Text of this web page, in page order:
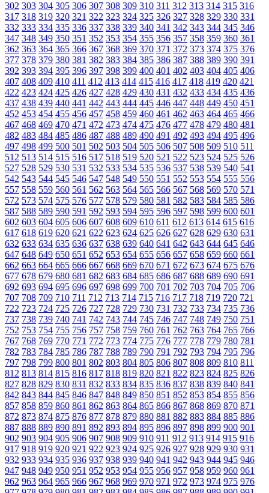
302 303 304 305 306 307 308 309 310 311 312 313 314 315 316
317 318 319 320 321 322 323 324 325 326 327 328 329 330 331
332 333 334 335 336 337 338 339 340 341 342 343 344 345 346
347 348 349 350 351 352 353 354 355 356 357 358 359 360 361
362 363 364 365 366 367 368 369 370 371 372 373 374 375 376
377 378 379 380 381 382 383 384 385 386 387 388 389 390 391
392 393 394 395 396 397 398 399 400 401 402 403 404 405 406
407 408 409 410 411 412 413 414 415 416 417 418 419 420 421
422 423 424 425 426 427 428 429 430 431 432 433 434 435 436
437 438 439 440 441 442 443 444 445 446 447 448 449 450 451
452 453 454 455 456 457 458 459 460 461 462 463 464 465 466
467 468 469 470 471 472 473 474 475 476 477 478 479 480 481
482 483 484 485 486 487 488 489 490 491 492 493 494 495 496
497 498 499 500 501 502 503 504 505 506 507 508 509 510 511
512 513 514 515 516 517 518 519 520 521 522 523 524 525 526
527 528 529 530 531 532 533 534 535 536 537 538 539 540 541
542 543 544 545 546 547 548 549 550 551 552 553 554 555 556
557 558 559 560 561 562 563 564 565 566 567 568 569 570 571
572 573 574 575 576 577 578 579 580 581 582 583 584 585 586
587 588 589 590 591 592 593 594 595 596 597 598 599 600 601
602 603 604 605 606 607 608 609 610 611 612 613 614 615 616
617 618 619 620 621 622 623 624 625 626 627 628 629 630 631
632 633 634 635 636 637 638 639 640 641 642 643 644 645 646
647 648 649 650 651 652 653 654 655 656 657 658 659 660 661
662 663 664 665 666 667 668 669 670 671 672 673 674 675 676
677 678 679 680 681 682 683 684 685 686 687 688 689 690 691
692 693 694 695 696 697 698 699 700 701 702 703 704 705 706
707 708 709 710 711 712 713 714 715 716 717 718 719 720 721
722 723 724 725 726 727 728 729 730 731 732 733 734 735 736
737 738 739 740 741 742 743 744 745 746 747 748 749 750 751
752 753 754 755 756 757 758 759 760 761 762 763 764 765 766
767 768 769 770 771 772 773 774 775 776 777 778 779 780 781
782 783 784 785 786 787 788 789 790 791 792 793 794 795 796
797 798 799 800 801 802 803 804 805 806 807 808 809 810 811
812 813 814 815 816 817 818 819 820 821 822 823 824 825 826
827 828 829 830 831 832 833 834 835 836 837 838 839 840 841
842 843 844 845 846 847 848 849 850 851 852 853 854 855 856
857 858 859 860 861 862 863 864 865 866 867 868 869 870 871
872 873 874 875 876 877 878 879 880 881 882 883 884 885 886
887 888 889 890 891 892 893 894 895 896 897 898 899 900 901
902 903 904 905 906 907 908 909 910 911 912 913 914 915 916
917 918 919 920 921 922 923 924 925 926 927 928 929 930 931
932 933 934 935 936 937 938 939 940 941 942 943 944 945 946
947 948 949 950 951 952 953 954 955 956 957 958 959 960 961
962 963 964 965 966 967 968 969 970 971 972 973 974 975 976